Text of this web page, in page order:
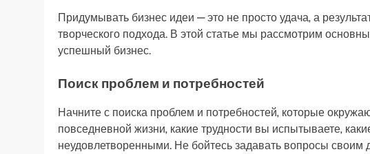
Придумывать бизнес идеи — это не просто удача‚ а
творческого подхода. В этой статье мы рассмотрим
успешный бизнес.
Поиск проблем и потребностей
Начните с поиска проблем и потребностей‚ которые
повседневной жизни‚ какие трудности вы испытываете‚
неудовлетворенными. Не бойтесь задавать вопросы своим